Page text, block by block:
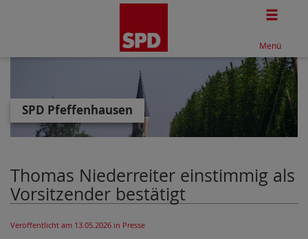
Menü
SPD Pfeffenhausen
Thomas Niederreiter einstimmig als
Vorsitzender bestätigt
Veröffentlicht am 13.05.2026 in Presse